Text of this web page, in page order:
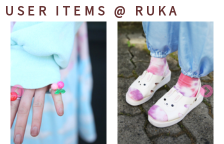
USER ITEMS @ RUKA